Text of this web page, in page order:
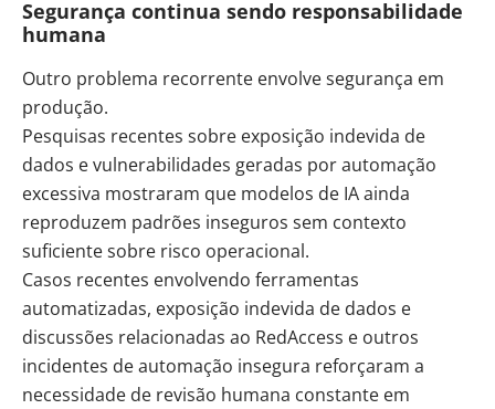
Segurança continua sendo responsabilidade
humana
Outro problema recorrente envolve segurança em
produção.
Pesquisas recentes sobre exposição indevida de
dados e vulnerabilidades geradas por automação
excessiva mostraram que modelos de IA ainda
reproduzem padrões inseguros sem contexto
suficiente sobre risco operacional.
Casos recentes envolvendo ferramentas
automatizadas, exposição indevida de dados e
discussões relacionadas ao RedAccess e outros
incidentes de automação insegura reforçaram a
necessidade de revisão humana constante em